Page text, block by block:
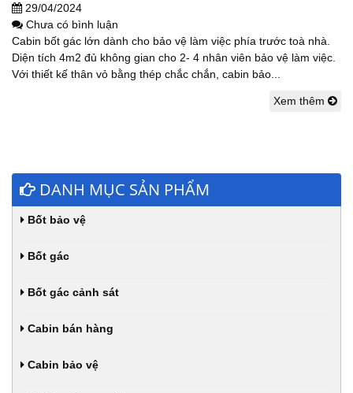
29/04/2024
Chưa có bình luận
Cabin bốt gác lớn dành cho bảo vệ làm việc phía trước toà nhà.
Diện tích 4m2 đủ không gian cho 2- 4 nhân viên bảo vệ làm việc.
Với thiết kế thân vỏ bằng thép chắc chắn, cabin bảo...
Xem thêm
DANH MỤC SẢN PHẨM
Bốt bảo vệ
Bốt gác
Bốt gác cảnh sát
Cabin bán hàng
Cabin bảo vệ